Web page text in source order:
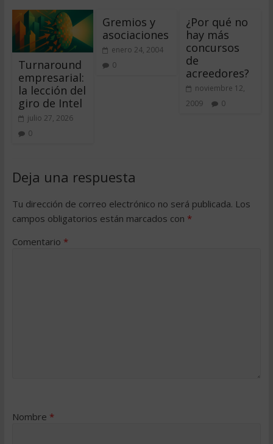
Turnaround
empresarial:
la lección del
giro de Intel
julio 27, 2026
0
Gremios y
asociaciones
enero 24, 2004
0
¿Por qué no
hay más
concursos
de
acreedores?
noviembre 12,
2009
0
Deja una respuesta
Tu dirección de correo electrónico no será publicada. Los
campos obligatorios están marcados con *
Comentario *
Nombre *